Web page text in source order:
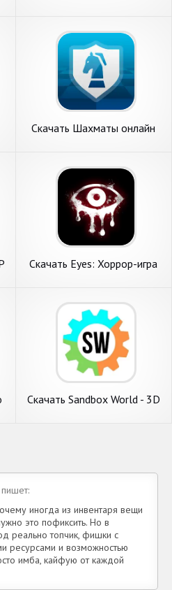
Скачать Шахматы онлайн
Скачать Eyes: Хоррор-игра
Скачать Sandbox World - 3D
иногда из инвентаря вещи
это пофиксить. Но в
реально топчик, фишки с
ресурсами и возможностью
имба, кайфую от каждой